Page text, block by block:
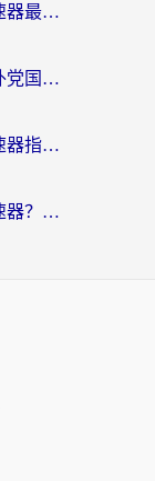
在欧洲玩决战！平安京用什么加速器最好用？2026实测有效的国服游戏加速指南
有没有打奇迹暖暖的加速器？海外党国服游戏畅玩不卡顿的秘密
在国外玩龙之谷总掉线？这篇加速器指南帮你告别延迟卡顿！
人在国外玩剑与远征需要什么加速器？老玩家亲测的避坑指南来了